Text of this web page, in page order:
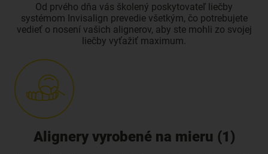
Od prvého dňa vás školený poskytovateľ liečby
systémom Invisalign prevedie všetkým, čo potrebujete
vedieť o nosení vašich alignerov, aby ste mohli zo svojej
liečby vyťažiť maximum.
Alignery vyrobené na mieru (1)